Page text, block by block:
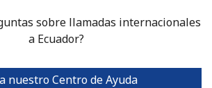
sobre llamadas internacionales
a Ecuador?
nuestro Centro de Ayuda